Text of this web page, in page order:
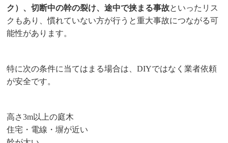
ク）、切断中の幹の裂け、途中で挟まる事故といったリス
クもあり、慣れていない方が行うと重大事故につながる可
能性があります。
特に次の条件に当てはまる場合は、DIYではなく業者依頼
が安全です。
高さ3m以上の庭木
住宅・電線・塀が近い